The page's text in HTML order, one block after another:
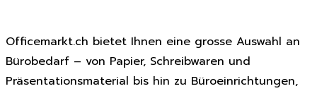
Officemarkt.ch bietet Ihnen eine grosse Auswahl an
Bürobedarf – von Papier, Schreibwaren und
Präsentationsmaterial bis hin zu Büroeinrichtungen,